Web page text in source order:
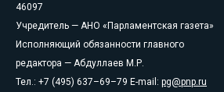
46097
Учредитель — АНО «Парламентская газета»
Исполняющий обязанности главного
редактора — Абдуллаев М.Р.
Тел.: +7 (495) 637–69–79 E-mail: pg@pnp.ru